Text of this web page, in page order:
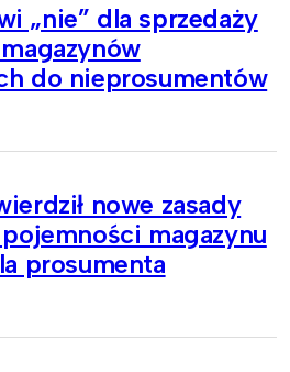
„nie” dla sprzedaży
do nieprosumentów
nowe zasady
magazynu
prosumenta